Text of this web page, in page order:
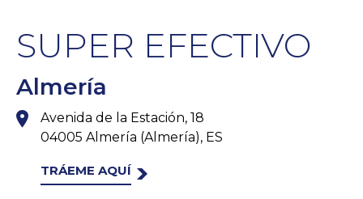
SUPER EFECTIVO
Almería
Avenida de la Estación, 18
04005 Almería (Almería), ES
TRÁEME AQUÍ